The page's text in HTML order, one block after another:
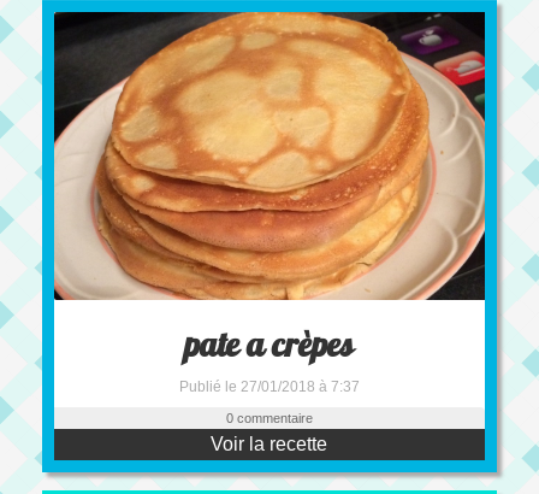
pate a crèpes
Publié le 27/01/2018 à 7:37
0 commentaire
Voir la recette